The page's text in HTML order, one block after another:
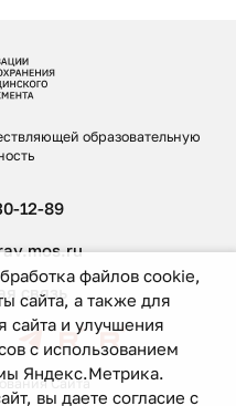
образовательную
12-89
связь
Сайта
файлов cookie,
сайта, а также для
сайта и улучшения
с использованием
Яндекс.Метрика.
вы даете согласие с